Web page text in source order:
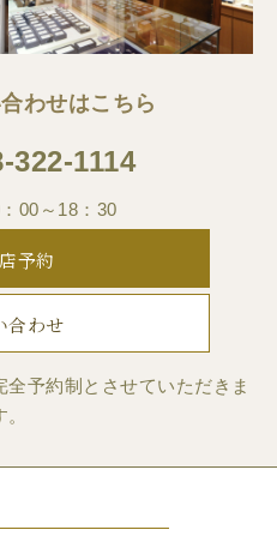
わせはこちら
322-1114
00～18：30
予約
合わせ
予約制とさせていただきま
。